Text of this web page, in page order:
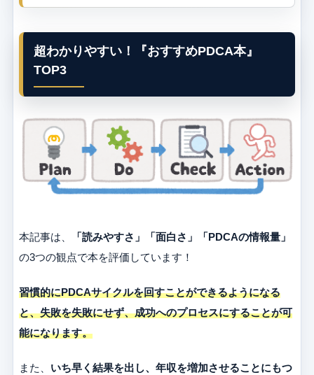
超わかりやすい！『おすすめPDCA本』
TOP3
本記事は、
「読みやすさ」「面白さ」「PDCAの情報量」
の3つの観点で本を評価しています！
習慣的にPDCAサイクルを回すことができるようになる
と、失敗を失敗にせず、成功へのプロセスにすることが可
能になります。
また、 いち早く結果を出し、年収を増加させることにもつ